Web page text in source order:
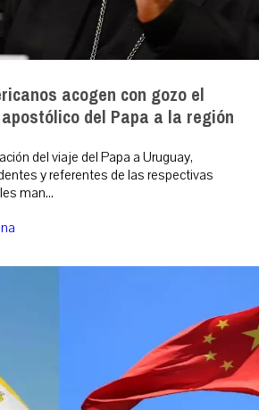
acogen con gozo el
del Papa a la región
del viaje del Papa a Uruguay,
y referentes de las respectivas
man...